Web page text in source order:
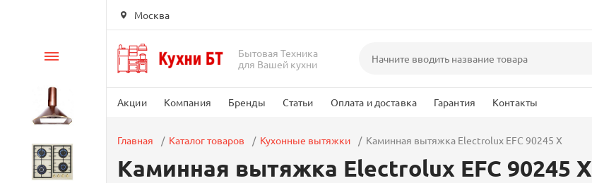
Москва
Бытовая Техника
для Вашей кухни
Акции Компания Бренды Статьи Оплата и доставка Гарантия Контакты
Каталог
Вытяжки
Варочные панели
Главная Каталог товаров Кухонные вытяжки Каминная вытяжка Electrolux EFC 90245 X
Каминная вытяжка Electrolux EFC 90245 X